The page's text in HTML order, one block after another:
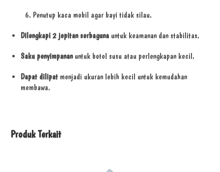
Penutup kaca mobil agar bayi tidak silau.
Dilengkapi 2 jepitan serbaguna untuk keamanan dan stabilitas.
Saku penyimpananuntuk botol susu atau perlengkapan kecil.
Dapat dilipat menjadi ukuran lebih kecil untuk kemudahan
membawa.
Produk Terkait